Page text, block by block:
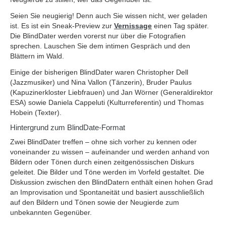
Seien Sie neugierig! Denn auch Sie wissen nicht, wer geladen
ist. Es ist ein Sneak-Preview zur Vernissage einen Tag später.
Die BlindDater werden vorerst nur über die Fotografien
sprechen. Lauschen Sie dem intimen Gespräch und den
Blättern im Wald.
Einige der bisherigen BlindDater waren Christopher Dell
(Jazzmusiker) und Nina Vallon (Tänzerin), Bruder Paulus
(Kapuzinerkloster Liebfrauen) und Jan Wörner (Generaldirektor
ESA) sowie Daniela Cappeluti (Kulturreferentin) und Thomas
Hobein (Texter).
Hintergrund zum BlindDate-Format
Zwei BlindDater treffen – ohne sich vorher zu kennen oder
voneinander zu wissen – aufeinander und werden anhand von
Bildern oder Tönen durch einen zeitgenössischen Diskurs
geleitet. Die Bilder und Töne werden im Vorfeld gestaltet. Die
Diskussion zwischen den BlindDatern enthält einen hohen Grad
an Improvisation und Spontaneität und basiert ausschließlich
auf den Bildern und Tönen sowie der Neugierde zum
unbekannten Gegenüber.